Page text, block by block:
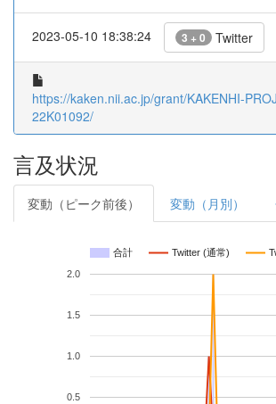
2023-05-10 18:38:24 3 + 0 Twitter
https://kaken.nii.ac.jp/grant/KAKENHI-
22K01092/
言及状況
変動（ピーク前後） 変動（月別）
合計 Twitter (通常)
0.5
1.0
1.5
2.0